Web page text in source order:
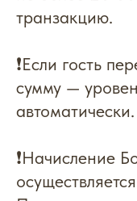
не более 20
транзакцию.